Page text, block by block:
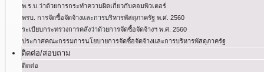
พ.ร.บ.ว่าด้วยการกระทําความผิดเกี่ยวกับคอมพิวเตอร์
พรบ. การจัดซื้อจัดจ้างและการบริหารพัสดุภาครัฐ พ.ศ. 2560
ระเบียบกระทรวงการคลังว่าด้วยการจัดซื้อจัดจ้างฯ พ.ศ. 2560
ประกาศคณะกรรมการนโยบายการจัดซื้อจัดจ้างและการบริหารพัสดุภาครัฐ
ติดต่อ/สอบถาม
ติดต่อ